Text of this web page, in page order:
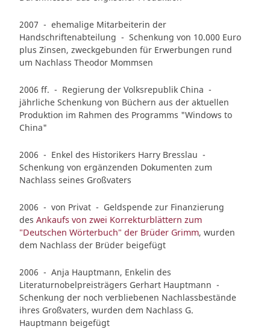
2007 - ehemalige Mitarbeiterin der
Handschriftenabteilung - Schenkung von 10.000 Euro
plus Zinsen, zweckgebunden für Erwerbungen rund
um Nachlass Theodor Mommsen
2006 ff. - Regierung der Volksrepublik China -
jährliche Schenkung von Büchern aus der aktuellen
Produktion im Rahmen des Programms "Windows to
China"
2006 - Enkel des Historikers Harry Bresslau -
Schenkung von ergänzenden Dokumenten zum
Nachlass seines Großvaters
2006 - von Privat - Geldspende zur Finanzierung
des Ankaufs von zwei Korrekturblättern zum
"Deutschen Wörterbuch" der Brüder Grimm, wurden
dem Nachlass der Brüder beigefügt
2006 - Anja Hauptmann, Enkelin des
Literaturnobelpreisträgers Gerhart Hauptmann -
Schenkung der noch verbliebenen Nachlassbestände
ihres Großvaters, wurden dem Nachlass G.
Hauptmann beigefügt